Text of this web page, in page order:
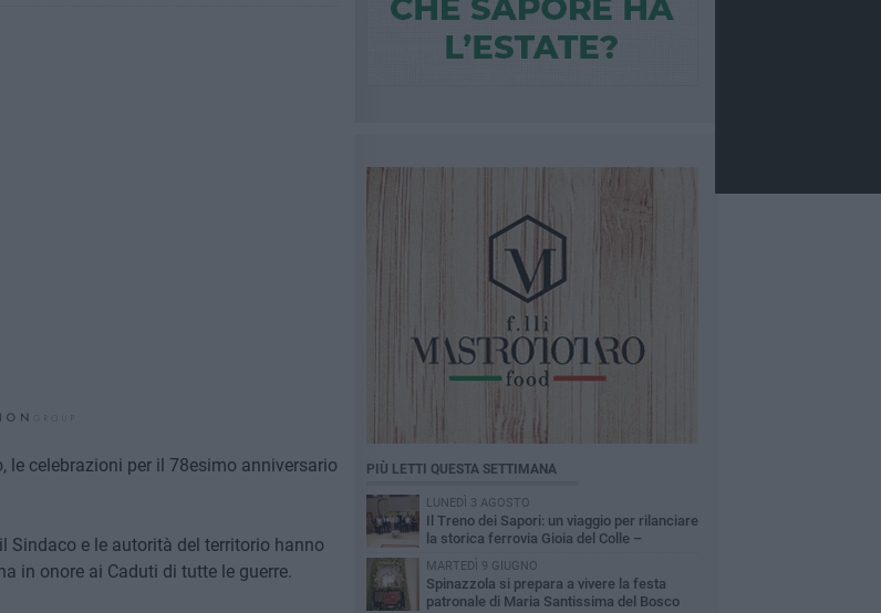
celebrazioni per il 78esimo anniversario
Sindaco e le autorità del territorio hanno
in onore ai Caduti di tutte le guerre.
PIÙ LETTI QUESTA SETTIMANA
LUNEDÌ 3 AGOSTO
Il Treno dei Sapori: un viaggio per rilanciare
la storica ferrovia Gioia del Colle –
Rocchetta Sant’Antonio
MARTEDÌ 9 GIUGNO
Spinazzola si prepara a vivere la festa
patronale di Maria Santissima del Bosco